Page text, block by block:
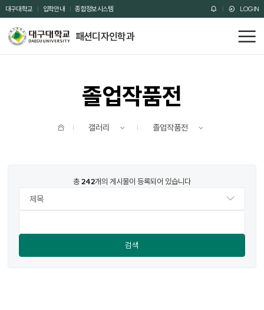
본문 바로가기
주메뉴 바로가기
대구대학교 입학안내 종합정보시스템 LOGIN
패션디자인학과
전
졸업작품전
갤러리 졸업작품전
총242개의 게시물이 등록되어 있습니다
검색